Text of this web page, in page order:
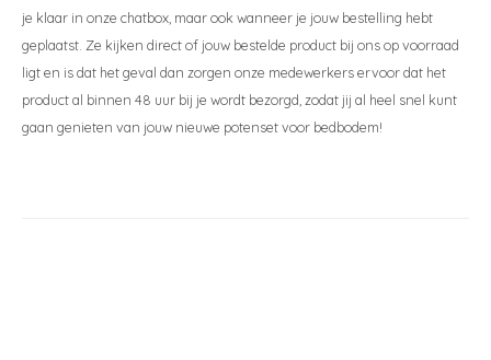
je klaar in onze chatbox, maar ook wanneer je jouw bestelling hebt
geplaatst. Ze kijken direct of jouw bestelde product bij ons op voorraad
ligt en is dat het geval dan zorgen onze medewerkers ervoor dat het
product al binnen 48 uur bij je wordt bezorgd, zodat jij al heel snel kunt
gaan genieten van jouw nieuwe potenset voor bedbodem!